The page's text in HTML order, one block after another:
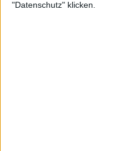
"Datenschutz" klicken.